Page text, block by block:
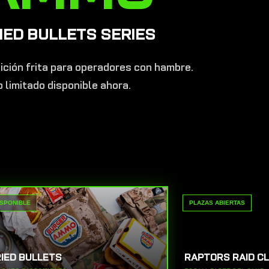
BULLETS SERIES
frita para operadores con hambre.
limitado disponible ahora.
BULLETS
PLAZAS ABIERTAS
RAPTORS RAID